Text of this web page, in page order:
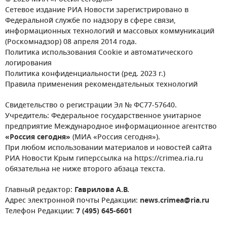
Сетевое издание РИА Новости зарегистрировано в
Федеральной службе по надзору в сфере связи,
информационных технологий и массовых коммуникаций
(Роскомнадзор) 08 апреля 2014 года.
Политика использования Cookie и автоматического
логирования
Политика конфиденциальности (ред. 2023 г.)
Правила применения рекомендательных технологий
Свидетельство о регистрации Эл № ФС77-57640.
Учредитель: Федеральное государственное унитарное
предприятие Международное информационное агентство
«Россия сегодня» (МИА «Россия сегодня»).
При любом использовании материалов и новостей сайта
РИА Новости Крым гиперссылка на https://crimea.ria.ru
обязательна не ниже второго абзаца текста.
Главный редактор: Гаврилова А.В.
Адрес электронной почты Редакции: news.crimea@ria.ru
Телефон Редакции: 7 (495) 645-6601